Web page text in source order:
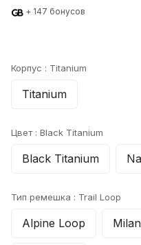
+ 147 бонусов
Корпус : Titanium
Titanium
Цвет : Black Titanium
Black Titanium
Тип ремешка : Trail Loop
Alpine Loop